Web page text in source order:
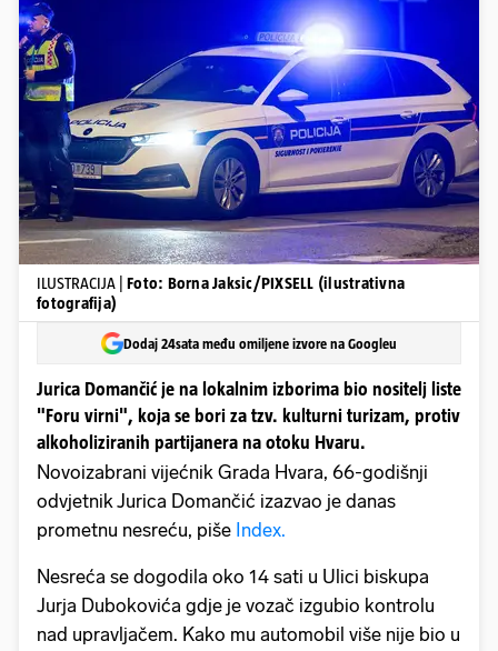
ILUSTRACIJA | Foto: Borna Jaksic/PIXSELL (ilustrativna
fotografija)
Dodaj 24sata među omiljene izvore na Googleu
Jurica Domančić je na lokalnim izborima bio nositelj liste
"Foru virni", koja se bori za tzv. kulturni turizam, protiv
alkoholiziranih partijanera na otoku Hvaru.
Novoizabrani vijećnik Grada Hvara, 66-godišnji
odvjetnik Jurica Domančić izazvao je danas
prometnu nesreću, piše Index.
Nesreća se dogodila oko 14 sati u Ulici biskupa
Jurja Dubokovića gdje je vozač izgubio kontrolu
nad upravljačem. Kako mu automobil više nije bio u